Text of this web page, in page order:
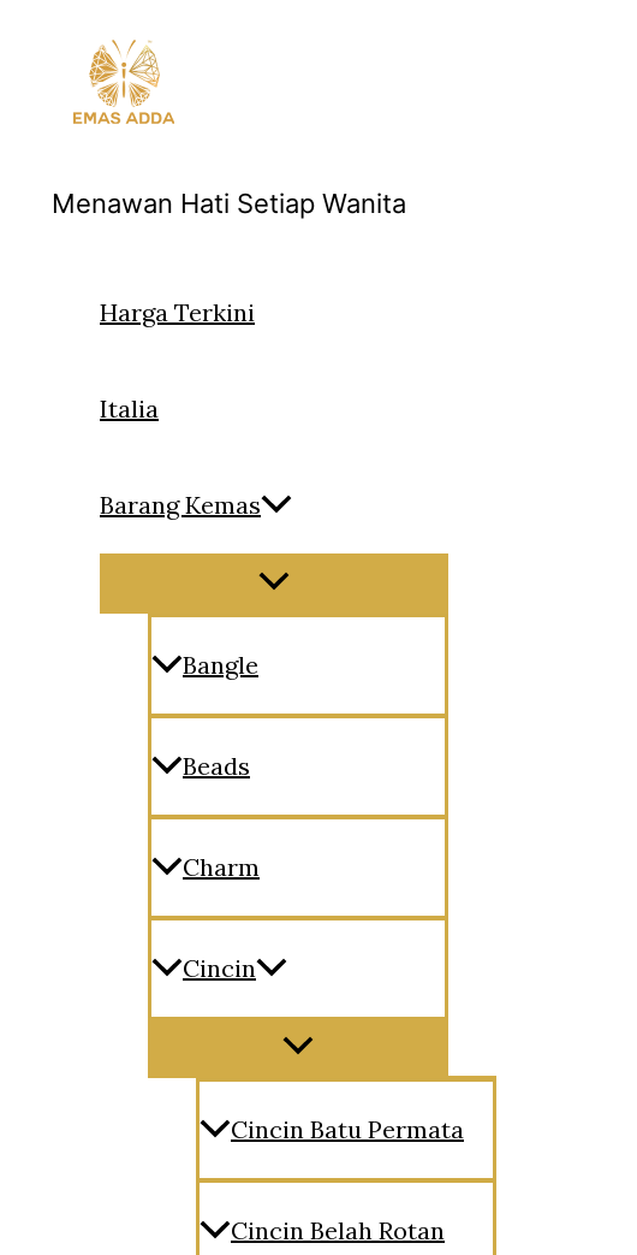
Menawan Hati Setiap Wanita
Harga Terkini
Italia
Barang Kemas
Menu
Bangle
Beads
Charm
Cincin
Menu
Cincin Batu Permata
Cincin Belah Rotan